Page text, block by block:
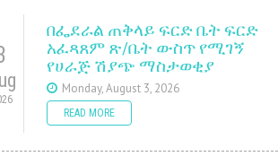
በፌደራል ጠቅላይ ፍርድ ቤት ፍርድ
አፈጻጸም ጽ/ቤት ውስጥ የሚገኝ
የሀራጅ ሽያጭ ማስታወቂያ
Monday, August 3, 2026
READ MORE